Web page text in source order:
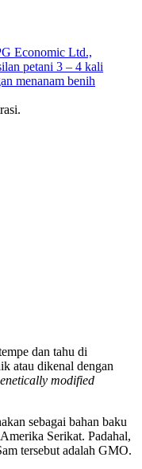
dan tahu di
atau dikenal dengan
modified
sebagai bahan baku
Serikat. Padahal,
tersebut adalah GMO.